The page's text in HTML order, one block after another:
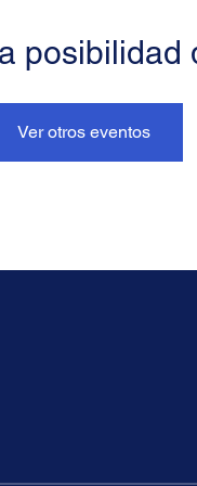
posibilidad
Ver otros eventos